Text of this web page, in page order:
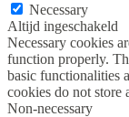
Necessary
Altijd ingeschakeld
Necessary cookies
function properly.
basic functionalities
cookies do not store
Non-necessary